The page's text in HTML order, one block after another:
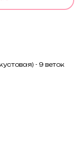
- 9 веток